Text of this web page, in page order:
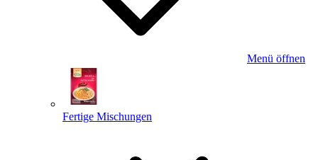
Menü öffnen
Fertige Mischungen